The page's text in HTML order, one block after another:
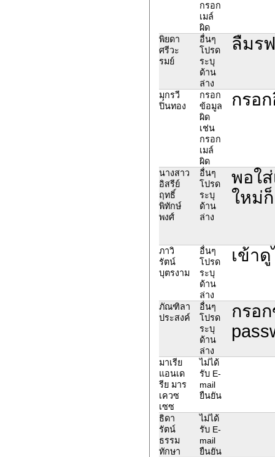
กรอก
เมล์
ผิด
พิยดา
ศรีวะ
รมย์
อื่นๆ
โปรด
ระบุ
ด้าน
ล่าง
ลืมร
มุกรวี
ปิ่นทอง
กรอก
ข้อมูล
ผิด
เช่น
กรอก
เมล์
ผิด
กรอ
นางสาว
อิสรีย์
ฤทธิ์
พิทักษ์
พงศ์
อื่นๆ
โปรด
ระบุ
ด้าน
ล่าง
พอใ
ใหม่
ภาวิ
รัตน์
บุตรงาม
อื่นๆ
โปรด
ระบุ
ด้าน
ล่าง
เข้า
ภัณฑิลา
ประสงค์
อื่นๆ
โปรด
ระบุ
ด้าน
ล่าง
กรอ
มาเรีย
แอนเด
รีย มาร
เควซ
เซซ
ไม่ได้
รับ E-
mail
ยืนยัน
ธิดา
รัตน์
ธรรม
ทักษา
ไม่ได้
รับ E-
mail
ยืนยัน